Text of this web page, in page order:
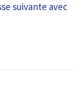
suivante avec